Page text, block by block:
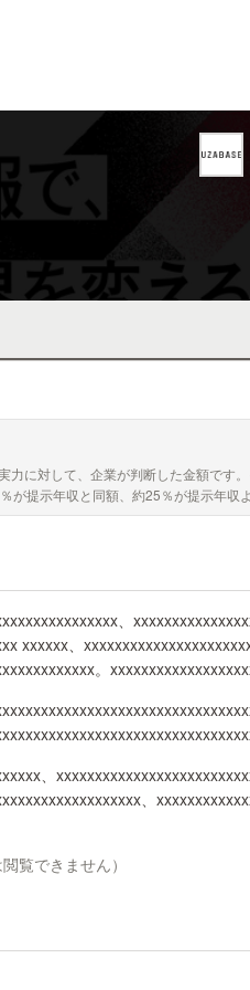
力に対して、企業が判断した金額です
が提示年収と同額、約25％が提示年収
、
xxxxxx、
。
、
、
覧できません）